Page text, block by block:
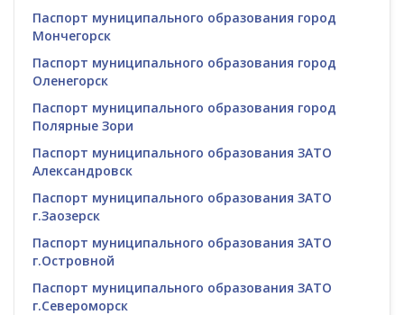
Паспорт муниципального образования город
Мончегорск
Паспорт муниципального образования город
Оленегорск
Паспорт муниципального образования город
Полярные Зори
Паспорт муниципального образования ЗАТО
Александровск
Паспорт муниципального образования ЗАТО
г.Заозерск
Паспорт муниципального образования ЗАТО
г.Островной
Паспорт муниципального образования ЗАТО
г.Североморск